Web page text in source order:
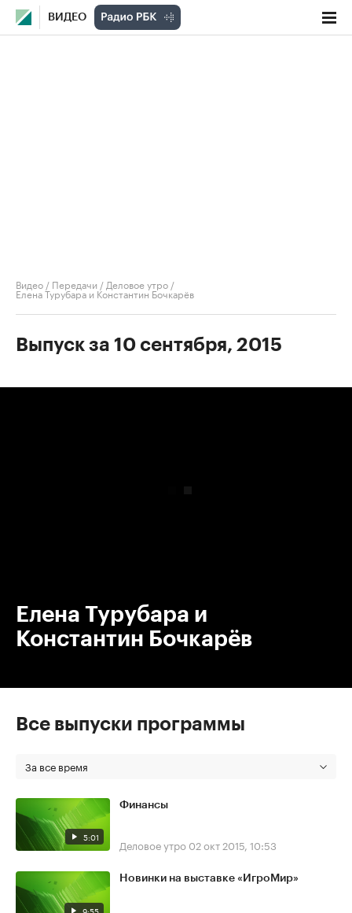
ВИДЕО
Видео / Передачи / Деловое утро /
Елена Турубара и Константин Бочкарёв
Выпуск за 10 сентября, 2015
Елена Турубара и
Константин Бочкарёв
Все выпуски программы
За все время
5:01
Финансы
Деловое утро 02 окт 2015, 10:53
Новинки на выставке «ИгроМир»